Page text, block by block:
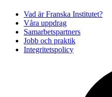
Vad är Franska Institutet?
Våra uppdrag
Samarbetspartners
Jobb och praktik
Integritetspolicy